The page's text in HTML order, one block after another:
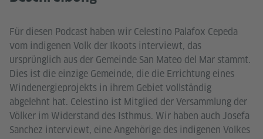
Für diesen Podcast haben wir Celestino Palafox Cepeda
vom indigenen Volk der Ikoots interviewt, das
ursprünglich aus der Gemeinde San Mateo del Mar stammt.
Dies ist die einzige Gemeinde, die die Errichtung eines
Windenergieprojekts in ihrem Gebiet vollständig
abgelehnt hat. Celestino ist Mitglied der Versammlung der
Völker im Widerstand des Isthmus. Wir haben auch Josefa
Sanchez interviewt, eine Angehörige des indigenen Volkes